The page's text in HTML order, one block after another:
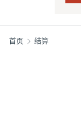
首页 结算